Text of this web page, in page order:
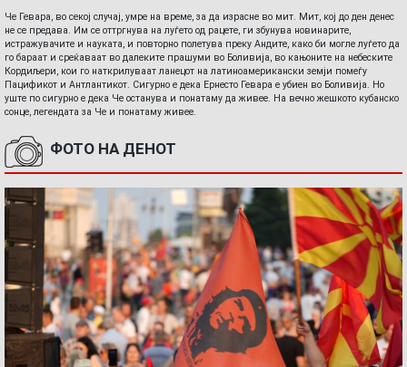
Че Гевара, во секој случај, умре на време, за да израсне во мит. Мит, кој до ден денес
не се предава. Им се оттргнува на луѓето од рацете, ги збунува новинарите,
истражувачите и науката, и повторно полетува преку Андите, како би могле луѓето да
го бараат и среќаваат во далеките прашуми во Боливија, во кањоните на небеските
Кордиљери, кои го наткрилуваат ланецот на латиноамерикански земји помеѓу
Пацификот и Антлантикот. Сигурно е дека Ернесто Гевара е убиен во Боливија. Но
уште по сигурно е дека Че останува и понатаму да живее. На вечно жешкото кубанско
сонце, легендата за Че и понатаму живее.
ФОТО НА ДЕНОТ